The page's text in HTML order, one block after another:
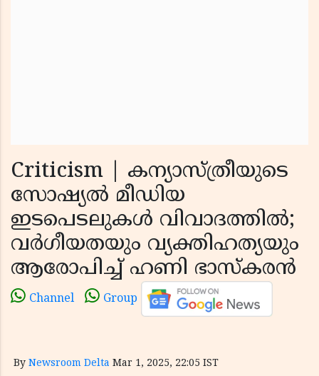
Criticism | കന്യാസ്ത്രീയുടെ
സോഷ്യൽ മീഡിയ
ഇടപെടലുകൾ വിവാദത്തിൽ;
വർഗീയതയും വ്യക്തിഹത്യയും
ആരോപിച്ച് ഹണി ഭാസ്കരൻ
Channel Group
By Newsroom Delta Mar 1, 2025, 22:05 IST